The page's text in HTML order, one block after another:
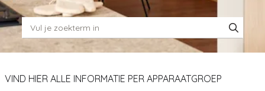
VIND HIER ALLE INFORMATIE PER APPARAATGROEP